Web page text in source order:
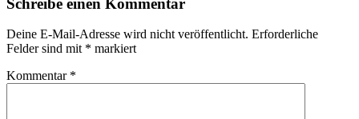
Deine E-Mail-Adresse wird nicht veröffentlicht. Erforderliche
Felder sind mit * markiert
Kommentar *